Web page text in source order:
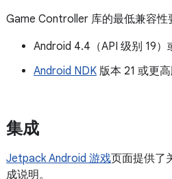
Game Controller 库的最低兼容性
Android 4.4（API 级别 19）
Android NDK 版本 21 或更
集成
Jetpack Android 游戏页面提供了
成说明。